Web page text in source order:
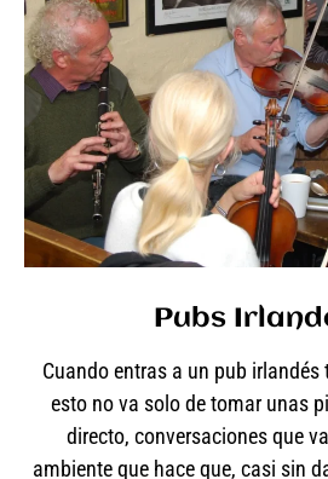
Pubs
Cuando entras a un pub irlandés
esto no va solo de tomar unas
directo, conversaciones que
ambiente que hace que, casi sin